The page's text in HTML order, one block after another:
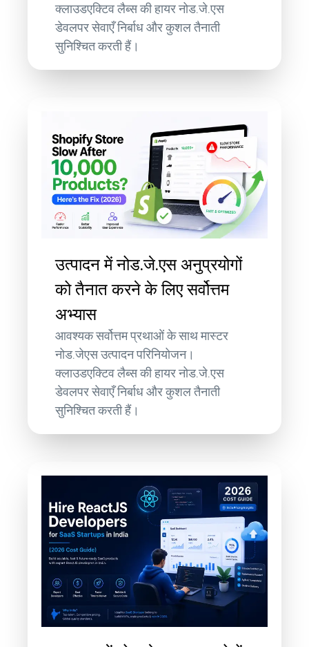
क्लाउडएक्टिव लैब्स की हायर नोड.जे.एस
डेवलपर सेवाएँ निर्बाध और कुशल तैनाती
सुनिश्चित करती हैं।
उत्पादन में नोड.जे.एस अनुप्रयोगों
को तैनात करने के लिए सर्वोत्तम
अभ्यास
आवश्यक सर्वोत्तम प्रथाओं के साथ मास्टर
नोड.जेएस उत्पादन परिनियोजन।
क्लाउडएक्टिव लैब्स की हायर नोड.जे.एस
डेवलपर सेवाएँ निर्बाध और कुशल तैनाती
सुनिश्चित करती हैं।